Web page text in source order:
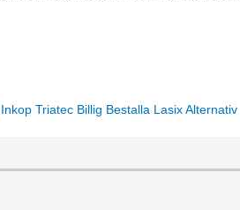
Inkop Triatec Billig Bestalla Lasix Alternativ